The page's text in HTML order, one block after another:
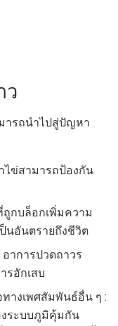
ว
ารถนำไปสู่ปัญหา
ไข่สามารถป้องกัน
กบล็อกเพิ่มความ
นอันตรายถึงชีวิต
อาการปวดถาวร
รอักเสบ
างเพศสัมพันธ์อื่น ๆ :
งระบบภูมิคุ้มกัน